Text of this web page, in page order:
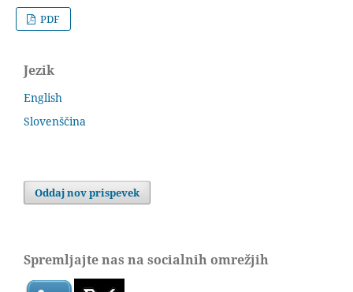
PDF
Jezik
English
Slovenščina
Oddaj nov prispevek
Spremljajte nas na socialnih omrežjih